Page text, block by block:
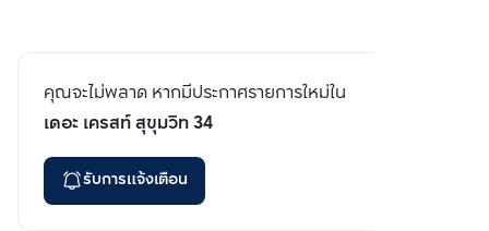
คุณจะไม่พลาด หากมีประกาศรายการใหม่ใน
เดอะ เครสท์ สุขุมวิท 34
รับการแจ้งเตือน